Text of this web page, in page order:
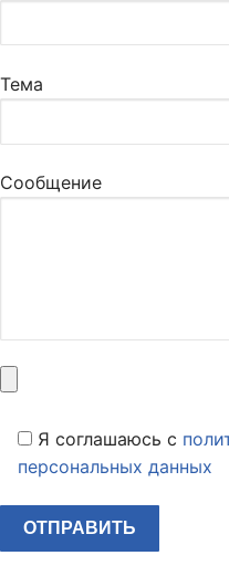
Тема
Сообщение
Я соглашаюсь c
персональных данных